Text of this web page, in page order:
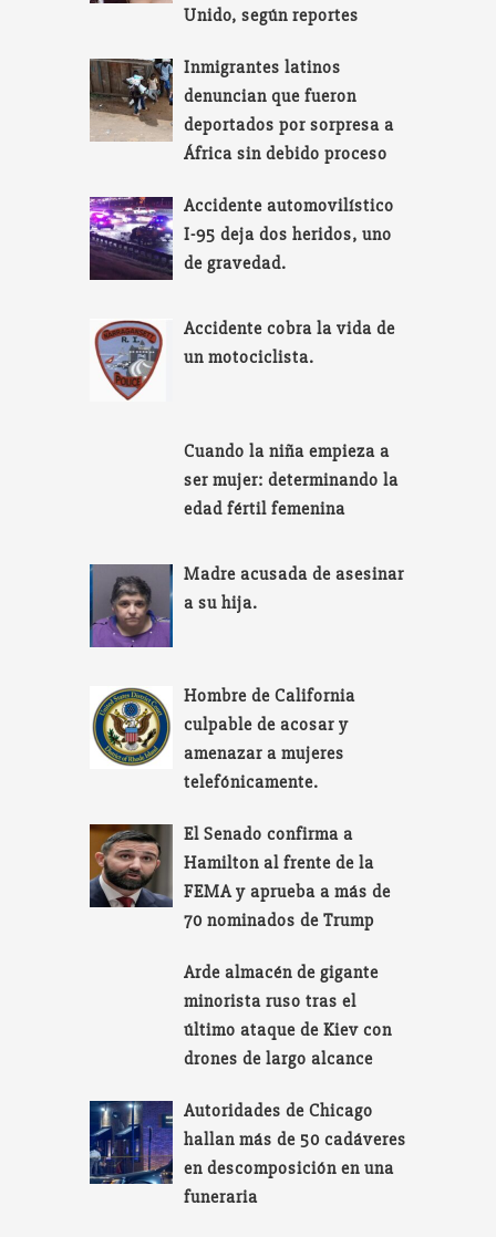
Unido, según reportes
Inmigrantes latinos
denuncian que fueron
deportados por sorpresa a
África sin debido proceso
Accidente automovilístico
I-95 deja dos heridos, uno
de gravedad.
Accidente cobra la vida de
un motociclista.
Cuando la niña empieza a
ser mujer: determinando la
edad fértil femenina
Madre acusada de asesinar
a su hija.
Hombre de California
culpable de acosar y
amenazar a mujeres
telefónicamente.
El Senado confirma a
Hamilton al frente de la
FEMA y aprueba a más de
70 nominados de Trump
Arde almacén de gigante
minorista ruso tras el
último ataque de Kiev con
drones de largo alcance
Autoridades de Chicago
hallan más de 50 cadáveres
en descomposición en una
funeraria